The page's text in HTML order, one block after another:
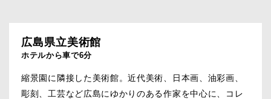
広島県立美術館
ホテルから車で6分
縮景園に隣接した美術館。近代美術、日本画、油彩画、
彫刻、工芸など広島にゆかりのある作家を中心に、コレ